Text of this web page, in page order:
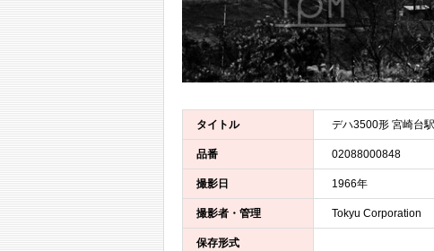
タイトル デハ3500形 宮崎台
品番 02088000848
撮影日 1966年
撮影者・管理 Tokyu Corporation
保存形式